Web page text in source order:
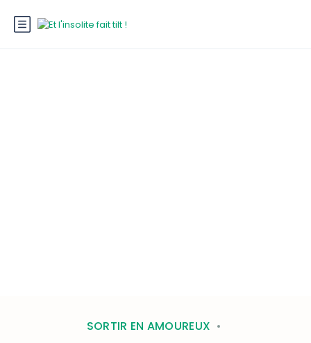
SORTIR EN AMOUREUX